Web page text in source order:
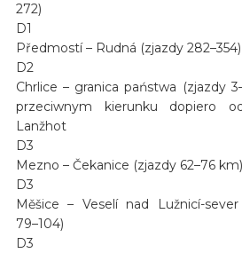
272)
D1
Předmostí – Rudná (zjazdy 282–354)
D2
Chrlice – granica państwa (zjazdy
przeciwnym kierunku dopiero
Lanžhot
D3
Mezno – Čekanice (zjazdy 62–76 km)
D3
Měšice – Veselí nad Lužnicí-
79–104)
D3